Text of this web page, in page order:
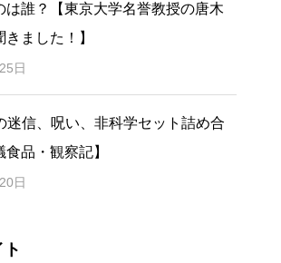
は誰？【東京大学名誉教授の唐木
ました！】
日
迷信、呪い、非科学セット詰め合
品・観察記】
日